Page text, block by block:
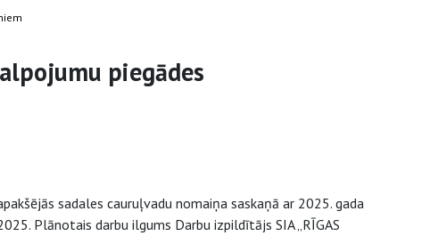
piegādes
sadales cauruļvadu nomaiņa saskaņā ar 2025. gada
Plānotais darbu ilgums Darbu izpildītājs SIA „RĪGAS